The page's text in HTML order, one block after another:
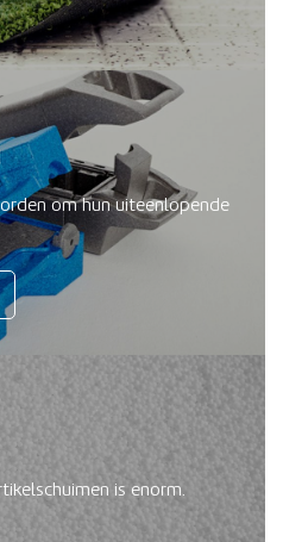
om hun uiteenlopende
is enorm.